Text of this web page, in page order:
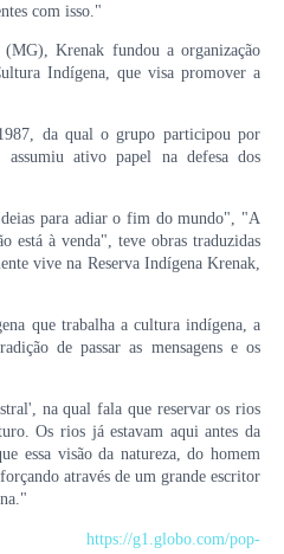
com isso."
Krenak fundou a organização
Indígena, que visa promover a
da qual o grupo participou por
assumiu ativo papel na defesa dos
para adiar o fim do mundo", "A
está à venda", teve obras traduzidas
vive na Reserva Indígena Krenak,
que trabalha a cultura indígena, a
de passar as mensagens e os
na qual fala que reservar os rios
Os rios já estavam aqui antes da
essa visão da natureza, do homem
através de um grande escritor
https://g1.globo.com/pop-